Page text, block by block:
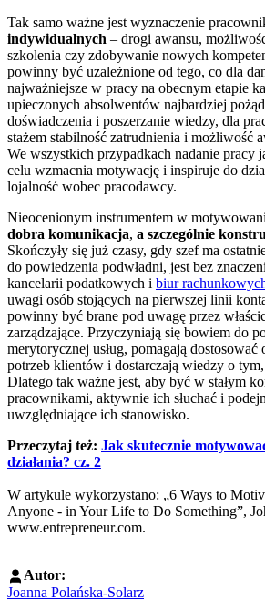
Tak samo ważne jest wyznaczenie
indywidualnych – drogi awansu,
szkolenia czy zdobywanie nowych
powinny być uzależnione od tego, co dla
najważniejsze w pracy na obecnym etapie
upieczonych absolwentów najbardziej
doświadczenia i poszerzanie wiedzy, dla
stażem stabilność zatrudnienia i możliwość
We wszystkich przypadkach nadanie pracy
celu wzmacnia motywację i inspiruje do
lojalność wobec pracodawcy.
Nieocenionym instrumentem w
dobra komunikacja, a szczególnie
Skończyły się już czasy, gdy szef ma
do powiedzenia podwładni, jest bez
kancelarii podatkowych i biur
uwagi osób stojących na pierwszej linii
powinny być brane pod uwagę przez
zarządzające. Przyczyniają się bowiem do
merytorycznej usług, pomagają dostosować
potrzeb klientów i dostarczają wiedzy o
Dlatego tak ważne jest, aby być w stałym
pracownikami, aktywnie ich słuchać i
uwzględniające ich stanowisko.
Przeczytaj też: Jak skutecznie
działania? cz. 2
W artykule wykorzystano: „6 Ways to
Anyone - in Your Life to Do Something”,
www.entrepreneur.com.
Autor:
Joanna Polańska-Solarz